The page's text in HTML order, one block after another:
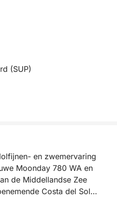
(SUP)
en zwemervaring
Moonday 780 WA en
de Middellandse Zee
Costa del Sol